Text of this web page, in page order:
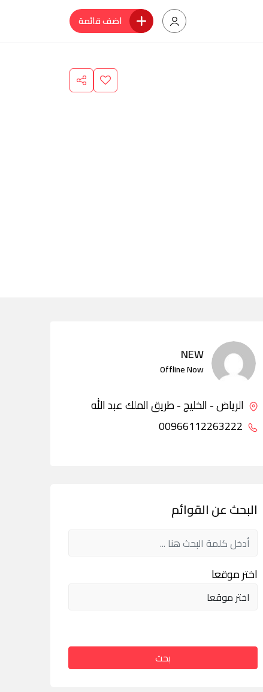
اضف قائمة
NEW
Offline Now
الرياض - الخليج - طريق الملك عبد الله
البحث عن القوائم
اختر موقعا
بحث